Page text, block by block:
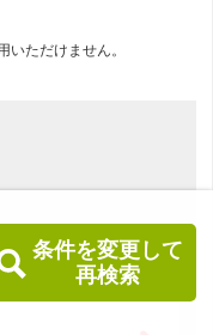
条件を変更して
再検索
ただけません。
トイレ付